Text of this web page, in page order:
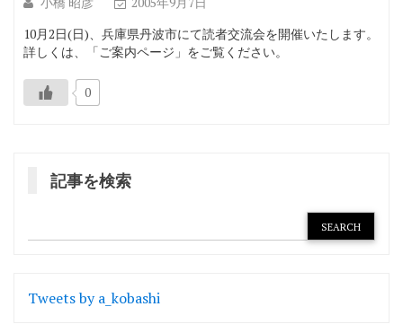
10月2日(日)、兵庫県丹波市にて読者交流会を開催いたします。
詳しくは、「ご案内ページ」をご覧ください。
0
記事を検索
Tweets by a_kobashi